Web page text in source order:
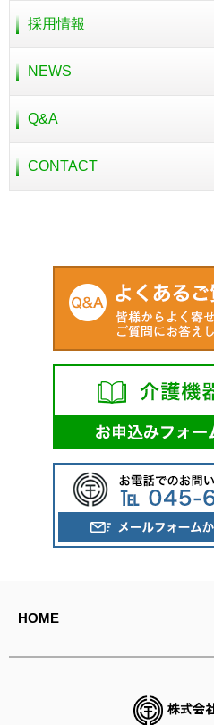
採用情報
NEWS
Q&A
CONTACT
HOME